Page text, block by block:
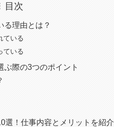
目次
る理由とは？
ている
ている
ぶ際の3つのポイント
選！仕事内容とメリットを紹介